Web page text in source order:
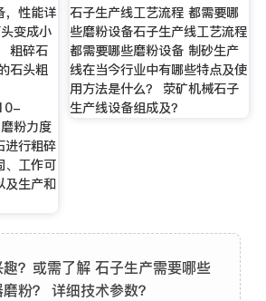
，性能详
变成小
粗碎石
石头粗
粉力度
进行粗碎
、工作可
及生产和
石子生产线工艺流程 都需要哪
些磨粉设备石子生产线工艺流程
都需要哪些磨粉设备 制砂生产
线在当今行业中有哪些特点及使
用方法是什么？ 荥矿机械石子
生产线设备组成及？
？或需了解 石子生产需要哪些
粉？ 详细技术参数？